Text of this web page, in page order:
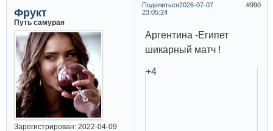
Поделиться 990
2026-07-07
23:05:24
Фрукт
Путь самурая
Зарегистрирован: 2022-04-09
Аргентина -Египет
шикарный матч !
+4